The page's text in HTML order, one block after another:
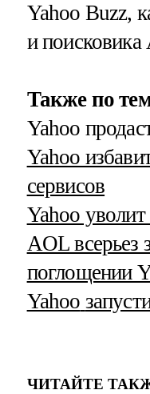
Yahoo Buzz,
и
Также по
Yahoo
Yahoo
сервисов
Yahoo
AOL всерьез
поглощении
Yahoo
ЧИТАЙТЕ